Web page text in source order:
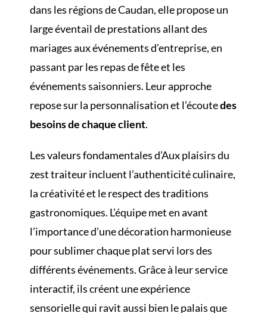
dans les régions de Caudan, elle propose un
large éventail de prestations allant des
mariages aux événements d’entreprise, en
passant par les repas de fête et les
événements saisonniers. Leur approche
repose sur la personnalisation et l’écoutedes
besoins de chaque client.
Les valeurs fondamentales d’Aux plaisirs du
zest traiteur incluent l’authenticité culinaire,
la créativité et le respect des traditions
gastronomiques. L’équipe met en avant
l’importance d’une décoration harmonieuse
pour sublimer chaque plat servi lors des
différents événements. Grâce à leur service
interactif, ils créent une expérience
sensorielle qui ravit aussi bien le palais que